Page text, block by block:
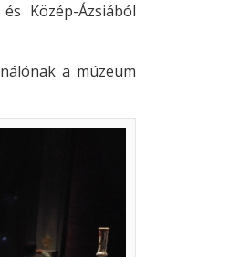
Közép-Ázsiából
a múzeum